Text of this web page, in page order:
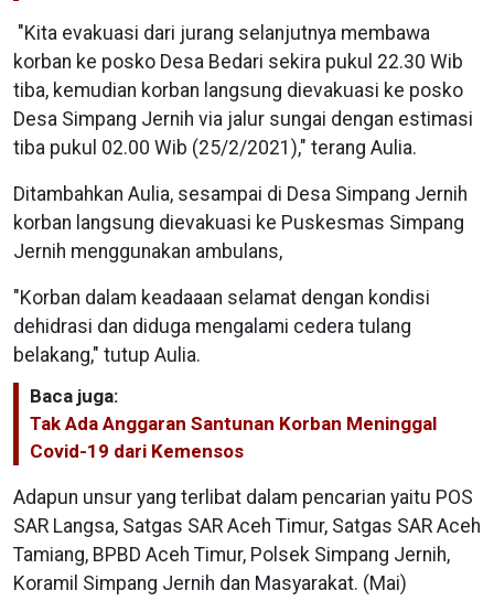
"Kita evakuasi dari jurang selanjutnya membawa
korban ke posko Desa Bedari sekira pukul 22.30 Wib
tiba, kemudian korban langsung dievakuasi ke posko
Desa Simpang Jernih via jalur sungai dengan estimasi
tiba pukul 02.00 Wib (25/2/2021)," terang Aulia.
Ditambahkan Aulia, sesampai di Desa Simpang Jernih
korban langsung dievakuasi ke Puskesmas Simpang
Jernih menggunakan ambulans,
"Korban dalam keadaaan selamat dengan kondisi
dehidrasi dan diduga mengalami cedera tulang
belakang," tutup Aulia.
Baca juga:
Tak Ada Anggaran Santunan Korban Meninggal
Covid-19 dari Kemensos
Adapun unsur yang terlibat dalam pencarian yaitu POS
SAR Langsa, Satgas SAR Aceh Timur, Satgas SAR Aceh
Tamiang, BPBD Aceh Timur, Polsek Simpang Jernih,
Koramil Simpang Jernih dan Masyarakat. (Mai)